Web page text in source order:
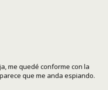
me quedé conforme con la
que me anda espiando.